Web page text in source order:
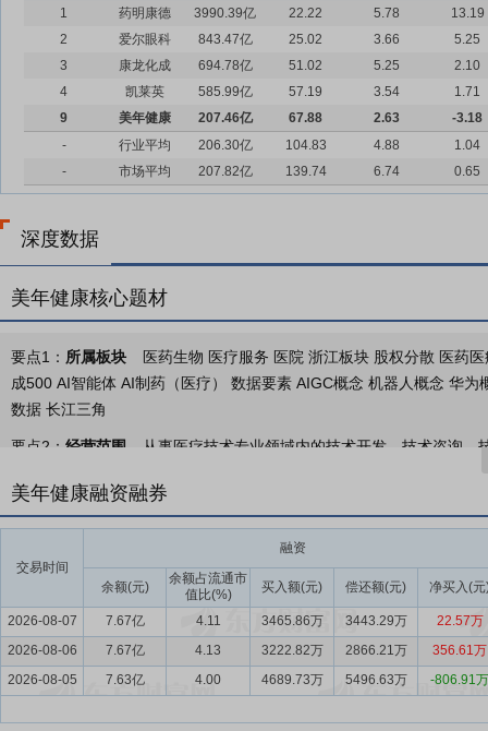
1
药明康德 3990.39亿 22.22 5.78
13.19
2
爱尔眼科 843.47亿 25.02 3.66
5.25
3
康龙化成 694.78亿 51.02 5.25
2.10
4
凯莱英 585.99亿 57.19 3.54
1.71
9
美年健康 207.46亿 67.88 2.63
-3.18
-
行业平均 206.30亿 104.83 4.88
1.04
-
市场平均 207.82亿 139.74 6.74 0.65
深度数据
美年健康核心题材
要点1： 所属板块
医药生物 医疗服务 医院 浙江板块 股权分散 医药
成500 AI智能体 AI制药（医疗） 数据要素 AIGC概念 机器人概念 华
数据 长江三角
要点2： 经营范围
从事医疗技术专业领域内的技术开发、技术咨询
动)
一体，以健康体检大数据为依据，围绕专业预防、健康保障、医疗管
健康体检行业
随着经济社会的发展和健康中国建设的全面
体检行业服务模式将从单一检查向“检前预警-检中干预-检后管理”全
要点5：健康管理行业
从健康管理市场来看，健康管理在医疗AI的
研及投资前景研究报告》显示，群众对于健康的需求已由单一的医疗
美年健康融资融券
交易时间
融资
余额(元)
余额占流通市
值比(%)
买入额(元) 偿还额(元) 净买入(元
2026-08-07 7.67亿 4.11 3465.86万 3443.29万
22.57万
2026-08-06
7.67亿 4.13 3222.82万 2866.21万
356.61万
2026-08-05
7.63亿 4.00 4689.73万 5496.63万 -806.91万